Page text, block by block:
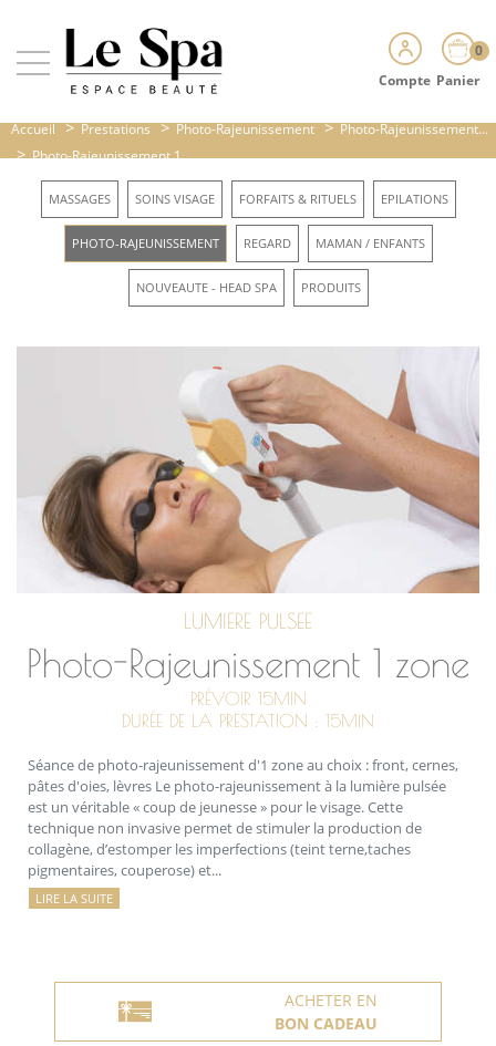
Compte
0
Panier
Accueil > Prestations > Photo-Rajeunissement > Photo-Rajeunissement...
> Photo-Rajeunissement 1...
MASSAGES SOINS VISAGE FORFAITS & RITUELS EPILATIONS
PHOTO-RAJEUNISSEMENT REGARD MAMAN / ENFANTS
NOUVEAUTE - HEAD SPA PRODUITS
LUMIERE PULSEE
Photo-Rajeunissement 1 zone
PRÉVOIR 15MIN
DURÉE DE LA PRESTATION : 15MIN
Séance de photo-rajeunissement d'1 zone au choix : front, cernes,
pâtes d'oies, lèvres Le photo-rajeunissement à la lumière pulsée
est un véritable « coup de jeunesse » pour le visage. Cette
technique non invasive permet de stimuler la production de
collagène, d’estomper les imperfections (teint terne,taches
pigmentaires, couperose) et...
LIRE LA SUITE
ACHETER EN
BON CADEAU